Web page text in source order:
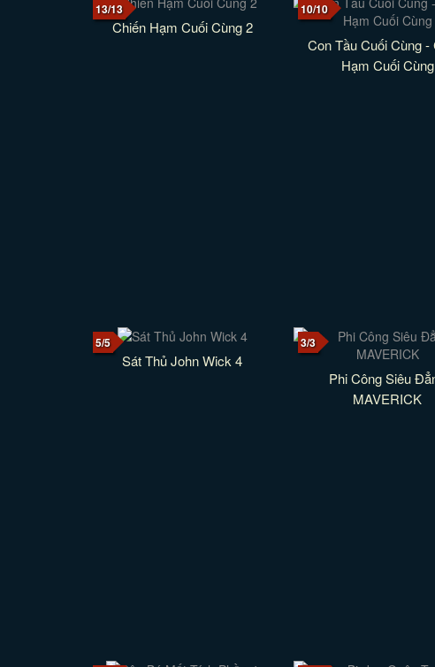
13/13
Chiến Hạm Cuối Cùng 2
10/10
Con Tầu Cuối Cùng -
Hạm Cuối Cùng
5/5
Sát Thủ John Wick 4
3/3
Phi Công Siêu
MAVERICK